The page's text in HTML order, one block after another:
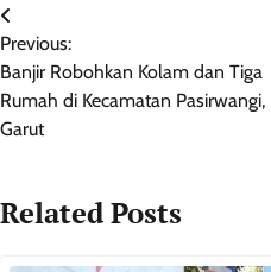
Navigasi
pos
Previous:
Banjir Robohkan Kolam dan Tiga
Rumah di Kecamatan Pasirwangi,
Garut
Related Posts